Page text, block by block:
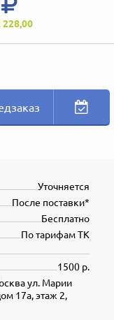
Уточняется
После поставки*
Бесплатно
По тарифам ТК
1500 р.
ул. Марии
17а, этаж 2,